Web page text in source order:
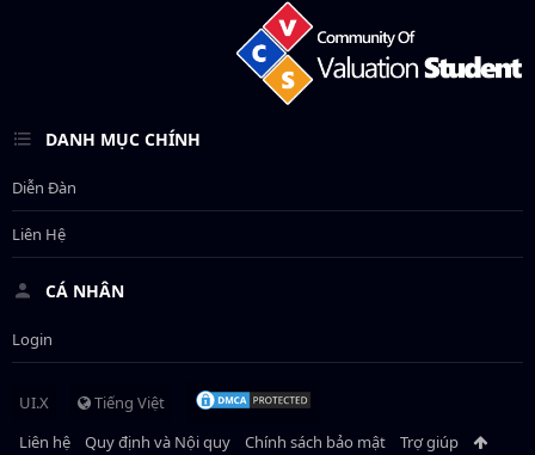
DANH MỤC CHÍNH
Diễn Đàn
Liên Hệ
CÁ NHÂN
Login
UI.X
Tiếng Việt
Liên hệ
Quy định và Nội quy Chính sách bảo mật Trợ giúp